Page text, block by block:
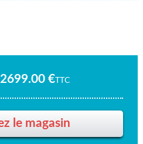
2699.00 €TTC
le magasin